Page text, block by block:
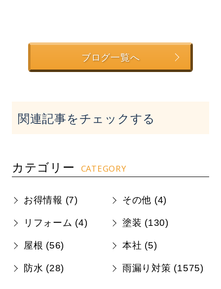
ブログ一覧へ
関連記事をチェックする
カテゴリー CATEGORY
お得情報 (7) その他 (4)
リフォーム (4) 塗装 (130)
屋根 (56) 本社 (5)
防水 (28) 雨漏り対策 (1575)